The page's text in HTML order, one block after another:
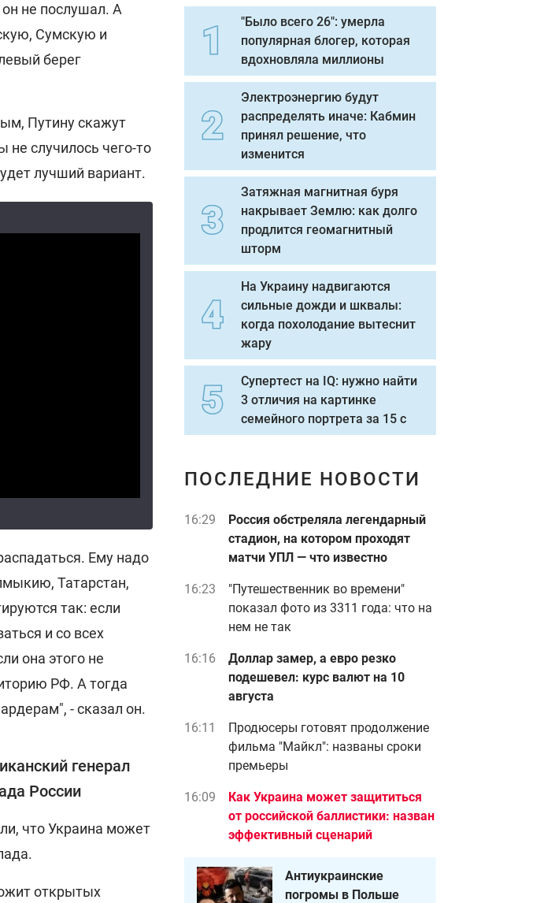
не послушал. А
Сумскую и
берег
Путину скажут
не случилось чего-то
лучший вариант.
Ему надо
Татарстан,
так: если
и со всех
она этого не
РФ. А тогда
- сказал он.
генерал
России
что Украина может
открытых
"Было всего 26": умерла
популярная блогер, которая
вдохновляла миллионы
Электроэнергию будут
распределять иначе: Кабмин
принял решение, что
изменится
Затяжная магнитная буря
накрывает Землю: как долго
продлится геомагнитный
шторм
На Украину надвигаются
сильные дожди и шквалы:
когда похолодание вытеснит
жару
Супертест на IQ: нужно найти
3 отличия на картинке
семейного портрета за 15 с
ПОСЛЕДНИЕ НОВОСТИ
16:29
Россия обстреляла легендарный
стадион, на котором проходят
матчи УПЛ — что известно
16:23
"Путешественник во времени"
показал фото из 3311 года: что на
нем не так
16:16
Доллар замер, а евро резко
подешевел: курс валют на 10
августа
16:11
Продюсеры готовят продолжение
фильма "Майкл": названы сроки
премьеры
16:09
Как Украина может защититься
от российской баллистики: назван
эффективный сценарий
Антиукраинские
погромы в Польше